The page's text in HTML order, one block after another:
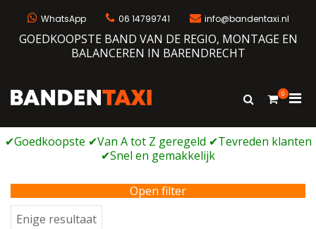
WhatsApp 06 14799741 info@bandentaxi.nl
GOEDKOOPSTE BAND VAN DE REGIO, MONTAGE EN
BALANCEREN IN BARENDRECHT
Bandengarage met eigen webshop
Toon
0
voor
Open filter
Enige resultaat